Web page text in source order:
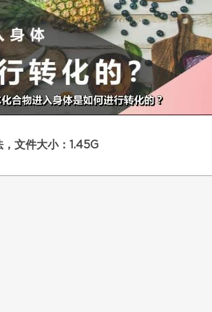
文件大小：1.45G